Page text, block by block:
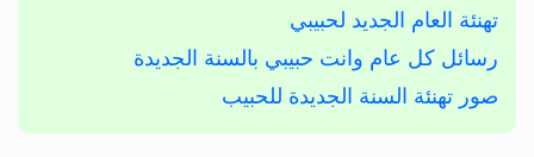
تهنئة العام الجديد لحبيبي
رسائل كل عام وانت حبيبي بالسنة الجديدة
صور تهنئة السنة الجديدة للحبيب